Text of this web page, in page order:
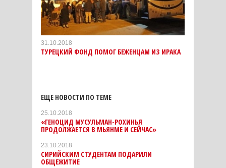
31.10.2018
ТУРЕЦКИЙ ФОНД ПОМОГ БЕЖЕНЦАМ ИЗ ИРАКА
ЕЩЕ НОВОСТИ ПО ТЕМЕ
25.10.2018
«ГЕНОЦИД МУСУЛЬМАН-РОХИНЬЯ
ПРОДОЛЖАЕТСЯ В МЬЯНМЕ И СЕЙЧАС»
23.10.2018
СИРИЙСКИМ СТУДЕНТАМ ПОДАРИЛИ
ОБЩЕЖИТИЕ